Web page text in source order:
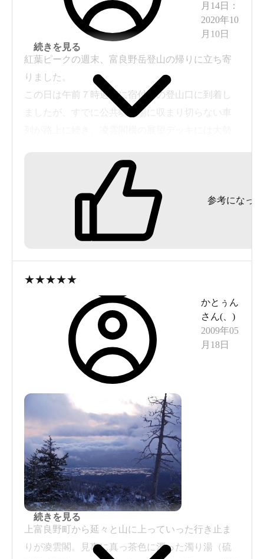
標高1,280m。北海道で最も高地にある温泉！！
それもそのはず。
ここ十勝岳温泉は、最も高地にある温泉北海道でな
んです。
つつ、ちゃんとスタットレスタイヤを装備してくれてい
では、さっそく行きますか！
冬支度ができていなかった私。いきなり吹雪かれて体の
芯まで冷えきりました。
早く温まりたーーーい！！
月14日
：
2020年10
月10日
紅葉ピークの週末、富良野岳登山の帰りに立ち寄
りました。
この日は午前７時過ぎに宿付近の登山口に到着し
ましたが、すでに公共駐車場に収まり切らない車
さらに増えており、果たして無事、温泉に入れる
か心配しましたが、外の人出に比べると入浴客は
まだましで、内湯、露天、カラン、露天、内湯の
ローテーションを無事、終えることができまし
た。さすがに一番人気の露天（高温の方の浴槽）
場所を取るなど、（しかもコロナ禍において）普
通ではありえない状況も。紅葉の絶景を取るか、
のんびり入浴をとるか、天気もさることながらハ
イシーズンの訪問も悩ましいところです。
続きを見る
参考になった
★★★★★
かとぅん
さん(
)
2009年05
月18日
上富良野町から延々と山に上っていった行き止ま
りが凌雲閣。見事に真っ茶色に濁った濁り湯（硫
続きを見る